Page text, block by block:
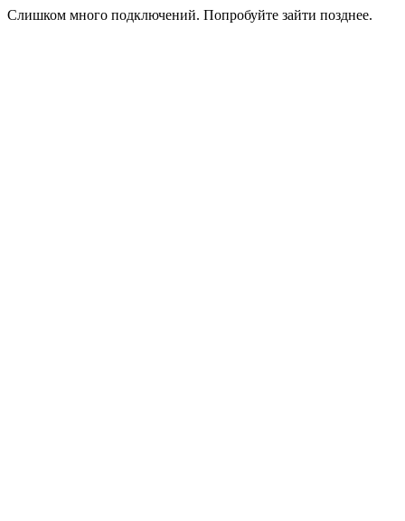
Слишком много подключений. Попробуйте зайти позднее.